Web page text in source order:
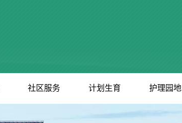
社区服务 计划生育 护理园地